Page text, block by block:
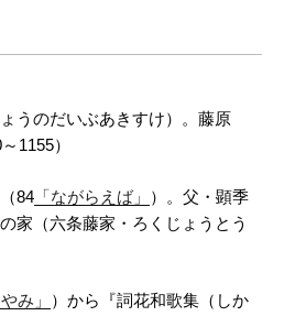
うのだいぶあきすけ）。藤原
1155）
84 「ながらえば」
）。父・顕季
家（六条藤家・ろくじょうとう
み」
）から『詞花和歌集（しか